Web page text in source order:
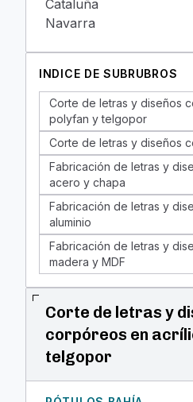
Cataluña
Navarra
INDICE DE SUBRUBROS
Corte de letras y diseños
polyfan y telgopor
Corte de letras y diseños
Fabricación de letras y
acero y chapa
Fabricación de letras y
aluminio
Fabricación de letras y
madera y MDF
Corte de letras y
corpóreos en
telgopor